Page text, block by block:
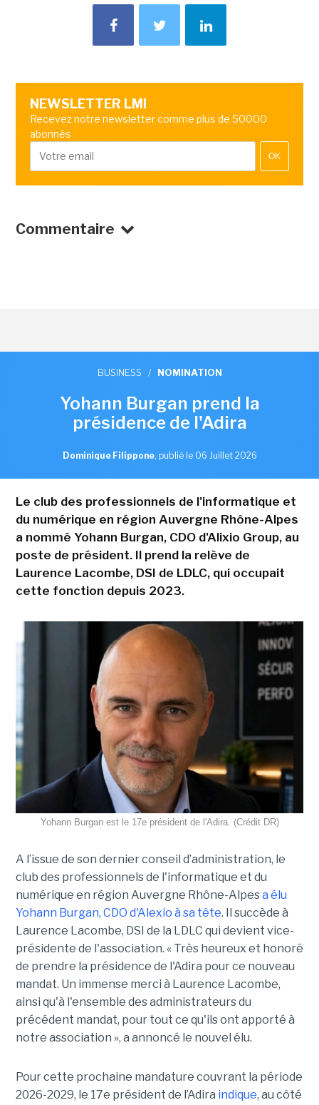
NEWSLETTER LMI
Recevez notre newsletter comme plus de 50000
abonnés
OK
Commentaire
BUSINESS / NOMINATION
Yohann Burgan prend la
présidence de l'Adira
Dominique Filippone, publié le 06 Juillet 2026
Le club des professionnels de l'informatique et
du numérique en région Auvergne Rhône-Alpes
a nommé Yohann Burgan, CDO d'Alixio Group, au
poste de président. Il prend la relève de
Laurence Lacombe, DSI de LDLC, qui occupait
cette fonction depuis 2023.
Yohann Burgan est le 17e président de l'Adira. (Crédit DR)
A l’issue de son dernier conseil d’administration, le
club des professionnels de l'informatique et du
numérique en région Auvergne Rhône-Alpesa élu
Yohann Burgan, CDO d'Alexio à sa tête. Il succède à
Laurence Lacombe, DSI de la LDLC qui devient vice-
présidente de l'association. « Très heureux et honoré
de prendre la présidence de l'Adira pour ce nouveau
mandat. Un immense merci à Laurence Lacombe,
ainsi qu'à l'ensemble des administrateurs du
précédent mandat, pour tout ce qu'ils ont apporté à
notre association », a annoncé le nouvel élu.
Pour cette prochaine mandature couvrant la période
2026-2029, le 17e président de l’Adira indique, au côté